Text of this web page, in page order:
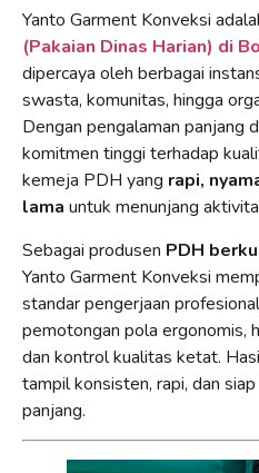
Yanto Garment Konveksi
(Pakaian Dinas Harian) di
dipercaya oleh berbagai
swasta, komunitas, hingga
Dengan pengalaman panjang
komitmen tinggi terhadap
kemeja PDH yang rapi,
lama untuk menunjang
Sebagai produsen PDH
Yanto Garment Konveksi
standar pengerjaan
pemotongan pola ergonomis,
dan kontrol kualitas ketat.
tampil konsisten, rapi, dan
panjang.